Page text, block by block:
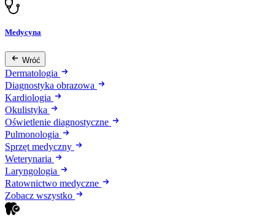
Medycyna
Wróć
Dermatologia
Diagnostyka obrazowa
Kardiologia
Okulistyka
Oświetlenie diagnostyczne
Pulmonologia
Sprzęt medyczny
Weterynaria
Laryngologia
Ratownictwo medyczne
Zobacz wszystko